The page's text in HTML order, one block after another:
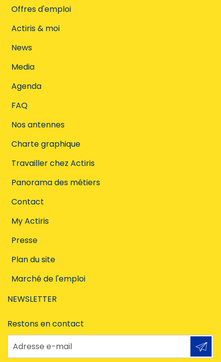
Offres d'emploi
Actiris & moi
News
Media
Agenda
FAQ
Nos antennes
Charte graphique
Travailler chez Actiris
Panorama des métiers
Contact
My Actiris
Presse
Plan du site
Marché de l'emploi
NEWSLETTER
Restons en contact
Adresse e-mail